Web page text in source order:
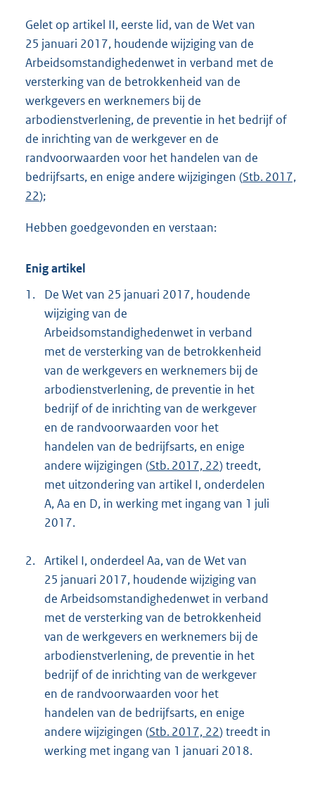
Gelet op artikel II, eerste lid, van de Wet van
25 januari 2017, houdende wijziging van de
Arbeidsomstandighedenwet in verband met de
versterking van de betrokkenheid van de
werkgevers en werknemers bij de
arbodienstverlening, de preventie in het bedrijf of
de inrichting van de werkgever en de
randvoorwaarden voor het handelen van de
bedrijfsarts, en enige andere wijzigingen (Stb. 2017,
22);
Hebben goedgevonden en verstaan:
Enig artikel
1.
De Wet van 25 januari 2017, houdende
wijziging van de
Arbeidsomstandighedenwet in verband
met de versterking van de betrokkenheid
van de werkgevers en werknemers bij de
arbodienstverlening, de preventie in het
bedrijf of de inrichting van de werkgever
en de randvoorwaarden voor het
handelen van de bedrijfsarts, en enige
andere wijzigingen (Stb. 2017, 22) treedt,
met uitzondering van artikel I, onderdelen
A, Aa en D, in werking met ingang van 1 juli
2017.
2. Artikel I, onderdeel Aa, van de Wet van
25 januari 2017, houdende wijziging van
de Arbeidsomstandighedenwet in verband
met de versterking van de betrokkenheid
van de werkgevers en werknemers bij de
arbodienstverlening, de preventie in het
bedrijf of de inrichting van de werkgever
en de randvoorwaarden voor het
handelen van de bedrijfsarts, en enige
andere wijzigingen (Stb. 2017, 22) treedt in
werking met ingang van 1 januari 2018.